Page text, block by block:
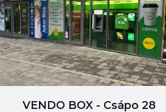
VENDO BOX - Csápo 28